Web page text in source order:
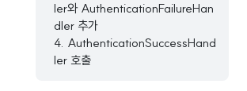
ler와 AuthenticationFailureHan
dler 추가
4. AuthenticationSuccessHand
ler 호출